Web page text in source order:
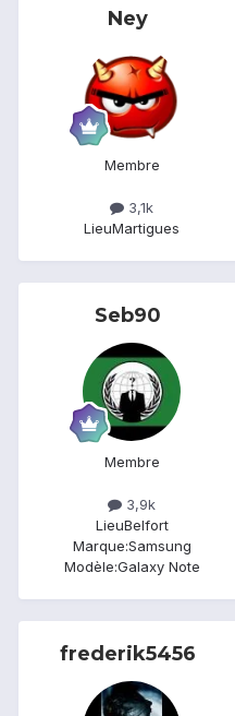
Ney
Membre
3,1k
LieuMartigues
Seb90
Membre
3,9k
LieuBelfort
Marque:Samsung
Modèle:Galaxy Note
frederik5456